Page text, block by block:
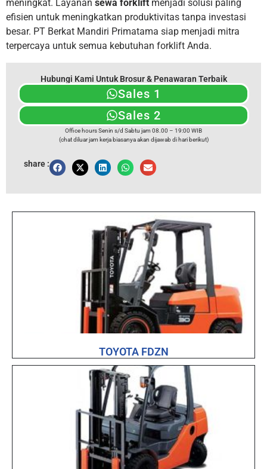
meningkat. Layanan sewa forklift menjadi solusi paling
efisien untuk meningkatkan produktivitas tanpa investasi
besar. PT Berkat Mandiri Primatama siap menjadi mitra
terpercaya untuk semua kebutuhan forklift Anda.
Hubungi Kami Untuk Brosur & Penawaran Terbaik
Sales 1
Sales 2
Office hours Senin s/d Sabtu jam 08.00 – 19:00 WIB
(chat diluar jam kerja biasanya akan dijawab di hari berikut)
share :
TOYOTA FDZN